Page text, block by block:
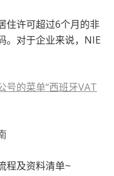
住许可超过6个月的非
。对于企业来说，NIE
号的菜单“西班牙VAT
程及资料清单~